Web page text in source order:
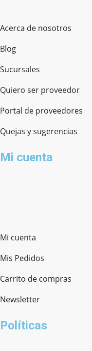
Acerca de nosotros
Blog
Sucursales
Quiero ser proveedor
Portal de proveedores
Quejas y sugerencias
Mi cuenta
Mi cuenta
Mis Pedidos
Carrito de compras
Newsletter
Políticas